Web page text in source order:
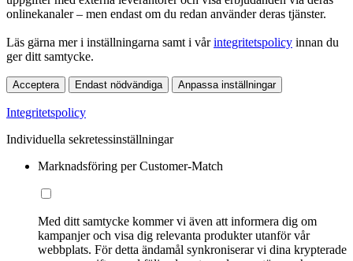
onlinekanaler – men endast om du redan använder deras tjänster.
Läs gärna mer i inställningarna samt i vårintegritetspolicy innan du
ger ditt samtycke.
Acceptera Endast nödvändiga Anpassa inställningar
Integritetspolicy
Individuella sekretessinställningar
Marknadsföring per Customer-Match
Med ditt samtycke kommer vi även att informera dig om
kampanjer och visa dig relevanta produkter utanför vår
webbplats. För detta ändamål synkroniserar vi dina krypterade